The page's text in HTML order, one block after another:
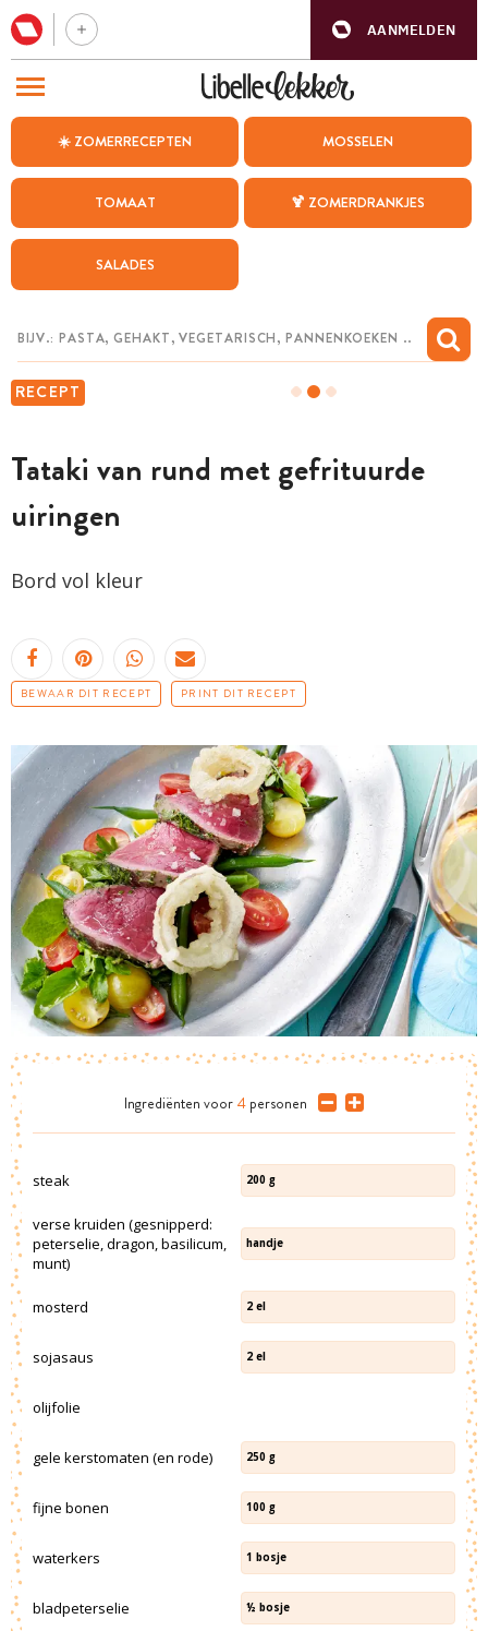
AANMELDEN
☀️ ZOMERRECEPTEN MOSSELEN
TOMAAT 🍹 ZOMERDRANKJES
SALADES
RECEPT
Tataki van rund met gefrituurde
uiringen
Bord vol kleur
BEWAAR DIT RECEPT PRINT DIT RECEPT
Ingrediënten voor 4 personen
steak 200 g
verse kruiden (gesnipperd:
peterselie, dragon, basilicum,
munt)
handje
mosterd 2 el
sojasaus 2 el
olijfolie
gele kerstomaten (en rode) 250 g
fijne bonen 100 g
waterkers 1 bosje
bladpeterselie ½ bosje
BEZOEK ONZE ANDERE WEBSITES
WEEKMENU
CHAT MET MAIA
MIJN BEWAARDE RECEPTEN